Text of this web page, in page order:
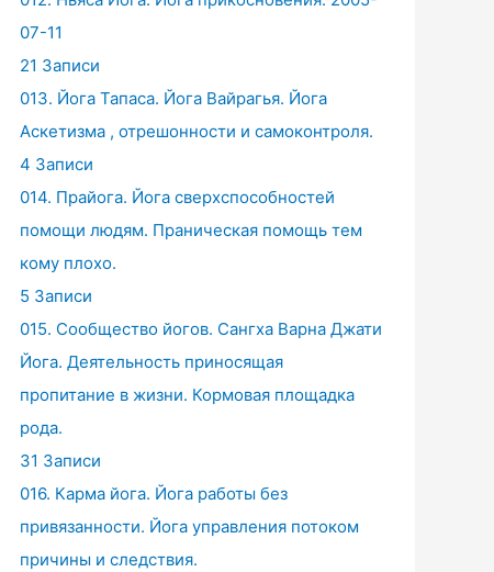
07-11
21 Записи
013. Йога Тапаса. Йога Вайрагья. Йога
Аскетизма , отрешонности и самоконтроля.
4 Записи
014. Прайога. Йога сверхспособностей
помощи людям. Праническая помощь тем
кому плохо.
5 Записи
015. Сообщество йогов. Сангха Варна Джати
Йога. Деятельность приносящая
пропитание в жизни. Кормовая площадка
рода.
31 Записи
016. Карма йога. Йога работы без
привязанности. Йога управления потоком
причины и следствия.